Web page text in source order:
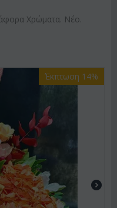
Χρώματα. Νέο.
Έκπτωση 14%